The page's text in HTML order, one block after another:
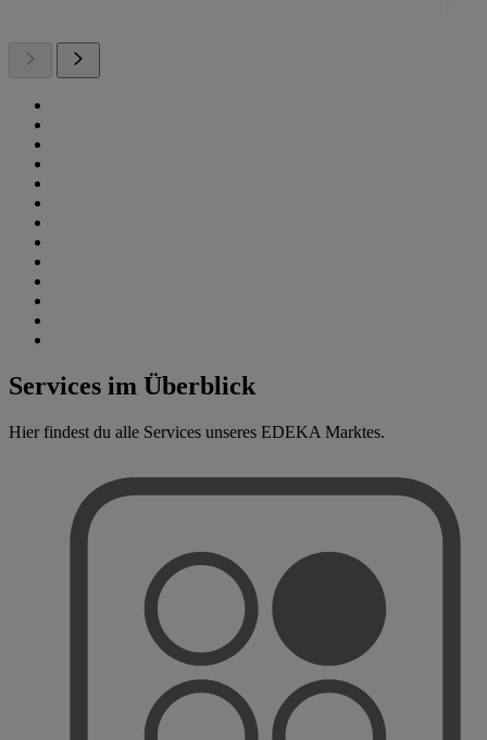
Services im Überblick
Hier findest du alle Services unseres EDEKA Marktes.